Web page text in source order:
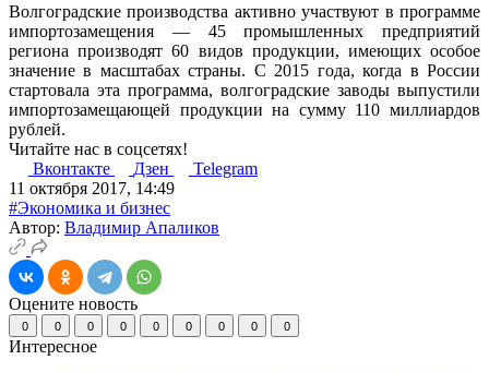
Волгоградские производства активно участвуют в программе
импортозамещения — 45 промышленных предприятий
региона производят 60 видов продукции, имеющих особое
значение в масштабах страны. С 2015 года, когда в России
стартовала эта программа, волгоградские заводы выпустили
импортозамещающей продукции на сумму 110 миллиардов
рублей.
Читайте нас в соцсетях!
Вконтакте
Дзен
Telegram
11 октября 2017, 14:49
#Экономика и бизнес
Автор: Владимир Апаликов
Оцените новость
0 0 0 0 0 0 0 0 0
Интересное